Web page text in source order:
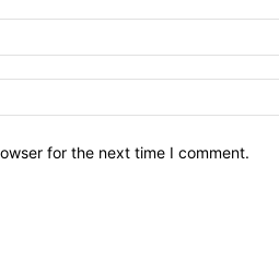
for the next time I comment.